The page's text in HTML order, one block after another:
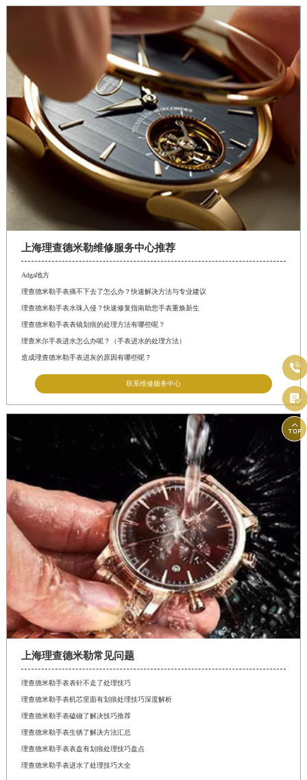
上海理查德米勒维修服务中心推荐
Adga地方
理查德米勒手表摘不下去了怎么办？快速解决方法与专业建议
理查德米勒手表水珠入侵？快速修复指南助您手表重焕新生
理查德米勒手表表镜划痕的处理方法有哪些呢？
理查米尔手表进水怎么办呢？（手表进水的处理方法）
造成理查德米勒手表进灰的原因有哪些呢？
联系维修服务中心
上海理查德米勒常见问题
理查德米勒手表表针不走了处理技巧
理查德米勒手表机芯里面有划痕处理技巧深度解析
理查德米勒手表磕碰了解决技巧推荐
理查德米勒手表生锈了解决方法汇总
理查德米勒手表表盘有划痕处理技巧盘点
理查德米勒手表进水了处理技巧大全


